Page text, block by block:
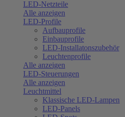
LED-Netzteile
Alle anzeigen
LED-Profile
Aufbauprofile
Einbauprofile
LED-Installatonszubehör
Leuchtenprofile
Alle anzeigen
LED-Steuerungen
Alle anzeigen
Leuchtmittel
Klassische LED-Lampen
LED-Panels